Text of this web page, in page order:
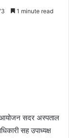
1 minute read
आयोजन सदर अस्पताल
सह उपाध्यक्ष